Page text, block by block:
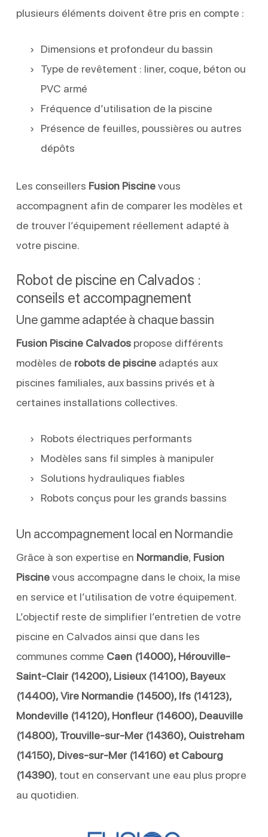
plusieurs éléments doivent être pris en compte :
Dimensions et profondeur du bassin
Type de revêtement : liner, coque, béton ou
PVC armé
Fréquence d’utilisation de la piscine
Présence de feuilles, poussières ou autres
dépôts
Les conseillers Fusion Piscinevous
accompagnent afin de comparer les modèles et
de trouver l’équipement réellement adapté à
votre piscine.
Robot de piscine en Calvados :
conseils et accompagnement
Une gamme adaptée à chaque bassin
Fusion Piscine Calvadospropose différents
modèles de robots de piscineadaptés aux
piscines familiales, aux bassins privés et à
certaines installations collectives.
Robots électriques performants
Modèles sans fil simples à manipuler
Solutions hydrauliques fiables
Robots conçus pour les grands bassins
Un accompagnement local en Normandie
Grâce à son expertise en Normandie, Fusion
Piscinevous accompagne dans le choix, la mise
en service et l’utilisation de votre équipement.
L’objectif reste de simplifier l’entretien de votre
piscine en Calvados ainsi que dans les
communes comme Caen (14000), Hérouville-
Saint-Clair (14200), Lisieux (14100), Bayeux
(14400), Vire Normandie (14500), Ifs (14123),
Mondeville (14120), Honfleur (14600), Deauville
(14800), Trouville-sur-Mer (14360), Ouistreham
(14150), Dives-sur-Mer (14160) et Cabourg
(14390), tout en conservant une eau plus propre
au quotidien.